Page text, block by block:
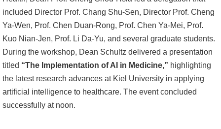
&
學
輔
教
研
included Director Prof. Chang Shu-Sen, Director Prof. Cheng
Ya-Wen, Prof. Chen Duan-Rong, Prof. Chen Ya-Mei, Prof.
Kuo Nian-Jen, Prof. Li Da-Yu, and several graduate students.
During the workshop, Dean Schultz delivered a presentation
titled “The Implementation of AI in Medicine,” highlighting
the latest research advances at Kiel University in applying
artificial intelligence to healthcare. The event concluded
successfully at noon.